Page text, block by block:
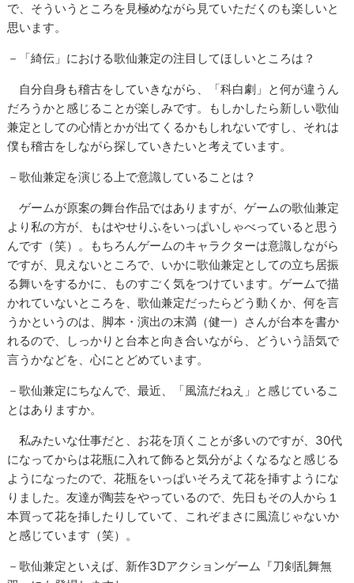
で、そういうところを見極めながら見ていただくのも楽しいと
思います。
－「綺伝」における歌仙兼定の注目してほしいところは？
自分自身も稽古をしていきながら、「科白劇」と何が違うん
だろうかと感じることが楽しみです。もしかしたら新しい歌仙
兼定としての心情とかが出てくるかもしれないですし、それは
僕も稽古をしながら探していきたいと考えています。
－歌仙兼定を演じる上で意識していることは？
ゲームが原案の舞台作品ではありますが、ゲームの歌仙兼定
より私の方が、もはやせりふをいっぱいしゃべっていると思う
んです（笑）。もちろんゲームのキャラクターは意識しながら
ですが、見えないところで、いかに歌仙兼定としての立ち居振
る舞いをするかに、ものすごく気をつけています。ゲームで描
かれていないところを、歌仙兼定だったらどう動くか、何を言
うかというのは、脚本・演出の末満（健一）さんが台本を書か
れるので、しっかりと台本と向き合いながら、どういう語気で
言うかなどを、心にとどめています。
－歌仙兼定にちなんで、最近、「風流だねえ」と感じているこ
とはありますか。
私みたいな仕事だと、お花を頂くことが多いのですが、30代
になってからは花瓶に入れて飾ると気分がよくなるなと感じる
ようになったので、花瓶をいっぱいそろえて花を挿すようにな
りました。友達が陶芸をやっているので、先日もその人から１
本買って花を挿したりしていて、これぞまさに風流じゃないか
と感じています（笑）。
－歌仙兼定といえば、新作3Dアクションゲーム『刀剣乱舞無